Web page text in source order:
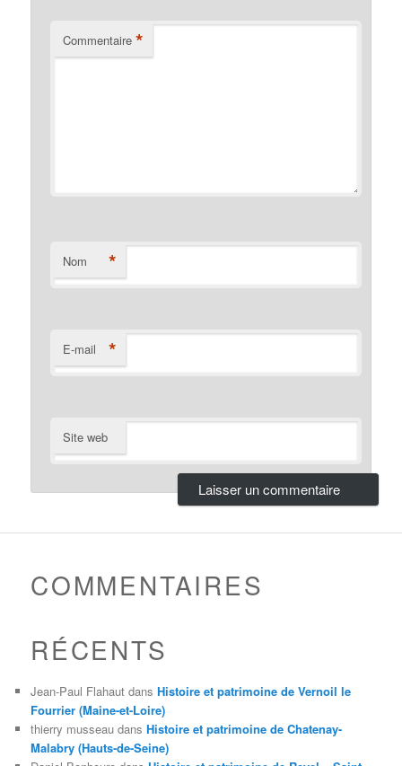
Commentaire *
Nom *
E-mail *
Site web
COMMENTAIRES
RÉCENTS
Jean-Paul Flahaut dansHistoire et patrimoine de Vernoil le
Fourrier (Maine-et-Loire)
thierry musseau dansHistoire et patrimoine de Chatenay-
Malabry (Hauts-de-Seine)